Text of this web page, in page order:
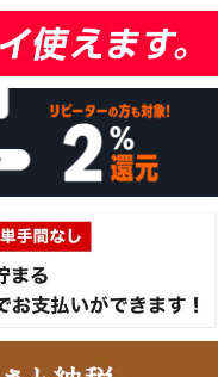
[ギフト]A5等級 神戸牛
プレミアムセット（プレ
ミアムロース[200g]・プ
レミアムもも[200g]）ス
ライス肉
出産内祝に命名札 大
切なお名前のお披露目に
（商品と一緒にご購入下
神戸牛ギフトセット 1万
円 赤身セット すきやき